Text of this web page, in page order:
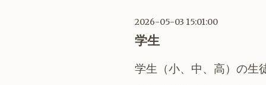
2026-05-03 15:01:00
学生
学生（小、中、高）の生